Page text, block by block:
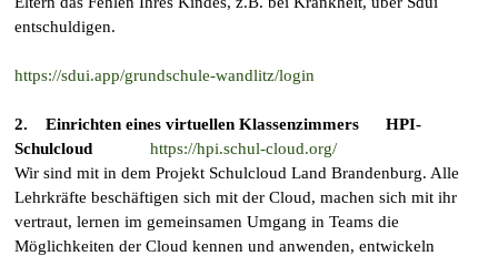
entschuldigen.
https://sdui.app/grundschule-wandlitz/login
2. Einrichten eines virtuellen Klassenzimmers HPI-
Schulcloud https://hpi.schul-cloud.org/
Wir sind mit in dem Projekt Schulcloud Land Brandenburg. Alle
Lehrkräfte beschäftigen sich mit der Cloud, machen sich mit ihr
vertraut, lernen im gemeinsamen Umgang in Teams die
Möglichkeiten der Cloud kennen und anwenden, entwickeln